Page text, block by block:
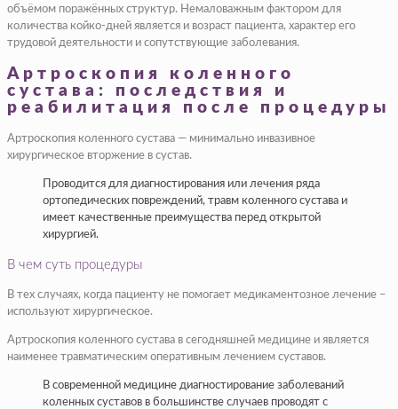
объёмом поражённых структур. Немаловажным фактором для
количества койко-дней является и возраст пациента, характер его
трудовой деятельности и сопутствующие заболевания.
Артроскопия коленного
сустава: последствия и
реабилитация после процедуры
Артроскопия коленного сустава — минимально инвазивное
хирургическое вторжение в сустав.
Проводится для диагностирования или лечения ряда
ортопедических повреждений, травм коленного сустава и
имеет качественные преимущества перед открытой
хирургией.
В чем суть процедуры
В тех случаях, когда пациенту не помогает медикаментозное лечение –
используют хирургическое.
Артроскопия коленного сустава в сегодняшней медицине и является
наименее травматическим оперативным лечением суставов.
В современной медицине диагностирование заболеваний
коленных суставов в большинстве случаев проводят с